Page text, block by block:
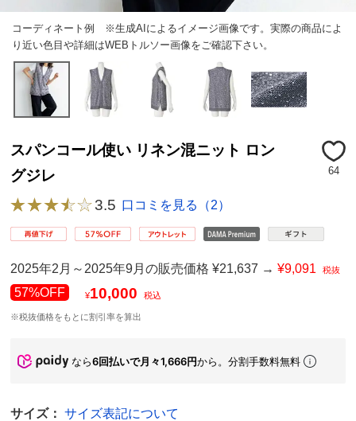
コーディネート例 ※生成AIによるイメージ画像です。実際の商品によ
り近い色目や詳細はWEBトルソー画像をご確認下さい。
スパンコール使い リネン混ニット ロン
グジレ
64
3.5 口コミを見る（2）
2025年2月～2025年9月の販売価格 ¥21,637 →¥9,091 税抜
57%OFF ¥10,000 税込
※税抜価格をもとに割引率を算出
なら6回払いで月々1,666円から。分割手数料無料
サイズ： サイズ表記について